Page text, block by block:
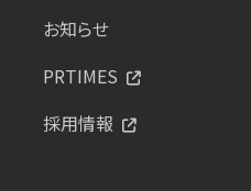
お知らせ
PRTIMES
採用情報